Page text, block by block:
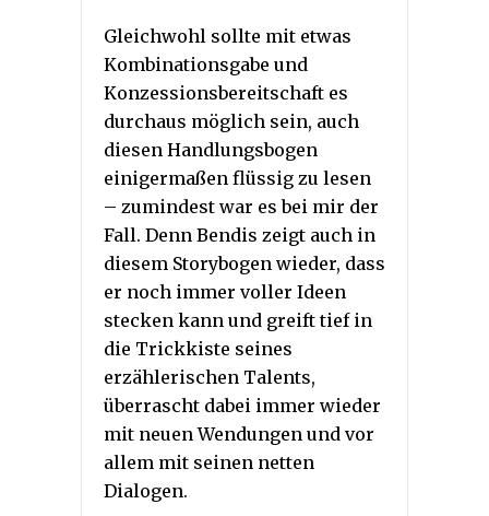
Gleichwohl sollte mit etwas
Kombinationsgabe und
Konzessionsbereitschaft es
durchaus möglich sein, auch
diesen Handlungsbogen
einigermaßen flüssig zu lesen
– zumindest war es bei mir der
Fall. Denn Bendis zeigt auch in
diesem Storybogen wieder, dass
er noch immer voller Ideen
stecken kann und greift tief in
die Trickkiste seines
erzählerischen Talents,
überrascht dabei immer wieder
mit neuen Wendungen und vor
allem mit seinen netten
Dialogen.